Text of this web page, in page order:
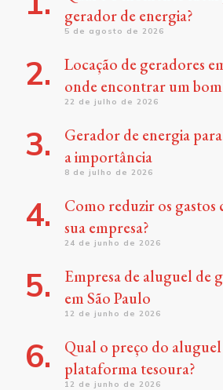
gerador de energia?
5 de agosto de 2026
Locação de geradores
onde encontrar um bom
22 de julho de 2026
Gerador de energia
a importância
8 de julho de 2026
Como reduzir os gastos
sua empresa?
24 de junho de 2026
Empresa de aluguel de
em São Paulo
12 de junho de 2026
Qual o preço do
plataforma tesoura?
12 de junho de 2026